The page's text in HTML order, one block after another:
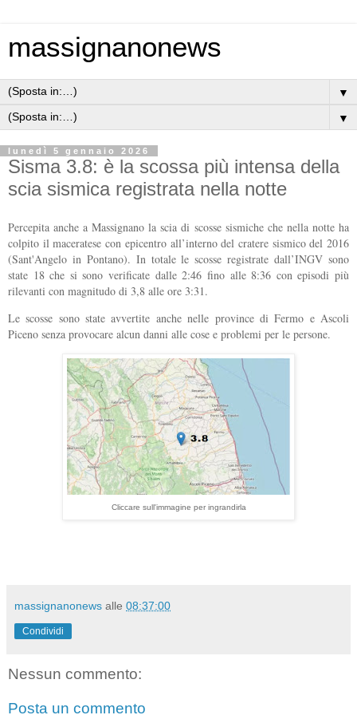
massignanonews
▼
▼
lunedì 5 gennaio 2026
Sisma 3.8: è la scossa più intensa della
scia sismica registrata nella notte
Percepita anche a Massignano la scia di scosse sismiche che nella notte ha
colpito il maceratese con epicentro all’interno del cratere sismico del 2016
(Sant'Angelo in Pontano). In totale le scosse registrate dall’INGV sono
state 18 che si sono verificate dalle 2:46 fino alle 8:36 con episodi più
rilevanti con magnitudo di 3,8 alle ore 3:31.
Le scosse sono state avvertite anche nelle province di Fermo e Ascoli
Piceno senza provocare alcun danni alle cose e problemi per le persone.
Cliccare sull'immagine per ingrandirla
massignanonews alle 08:37:00
Condividi
Nessun commento:
Posta un commento